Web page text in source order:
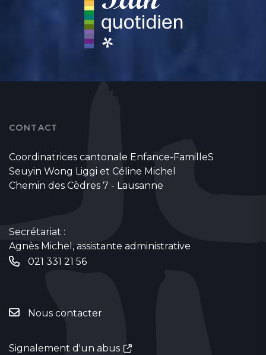
CONTACT
Coordinatrices cantonale Enfance-FamilleS
Seuyin Wong Liggi et Céline Michel
Chemin des Cèdres 7 - Lausanne
Secrétariat :
Agnès Michel, assistante administrative
021 331 21 56
Nous contacter
Signalement d'un abus